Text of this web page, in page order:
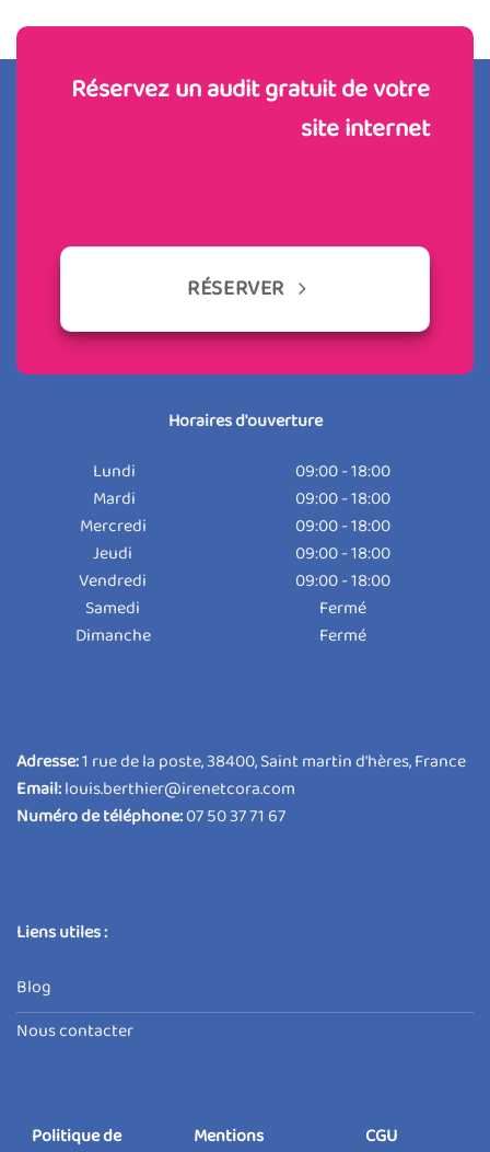
Réservez un audit gratuit de votre
site internet
RÉSERVER
Horaires d'ouverture
Lundi
Mardi
Mercredi
Jeudi
Vendredi
Samedi
Dimanche
09:00 - 18:00
09:00 - 18:00
09:00 - 18:00
09:00 - 18:00
09:00 - 18:00
Fermé
Fermé
Adresse:1 rue de la poste, 38400, Saint martin d'hères, France
Email:louis.berthier@irenetcora.com
Numéro de téléphone:07 50 37 71 67
Liens utiles :
Blog
Nous contacter
Politique de
Mentions
CGU